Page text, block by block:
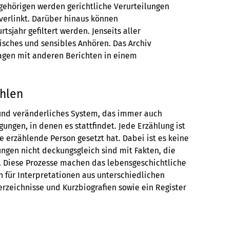
werden gerichtliche Verurteilungen
Darüber hinaus können
gefiltert werden. Jenseits aller
und sensibles Anhören. Das Archiv
mit anderen Berichten in einem
veränderliches System, das immer auch
in denen es stattfindet. Jede Erzählung ist
Person gesetzt hat. Dabei ist es keine
nicht deckungsgleich sind mit Fakten, die
Prozesse machen das lebensgeschichtliche
für Interpretationen aus unterschiedlichen
und Kurzbiografien sowie ein Register